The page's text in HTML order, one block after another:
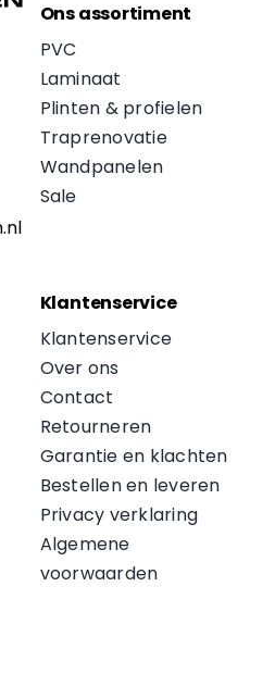
Ons assortiment
PVC
Laminaat
Plinten & profielen
Traprenovatie
Wandpanelen
Sale
Klantenservice
Klantenservice
Over ons
Contact
Retourneren
Garantie en klachten
Bestellen en leveren
Privacy verklaring
Algemene
voorwaarden